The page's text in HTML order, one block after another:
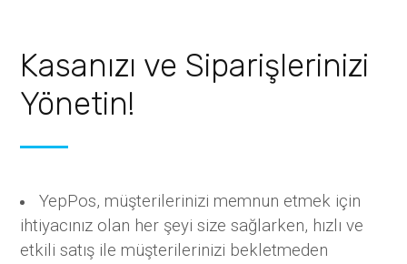
Kasanızı ve Siparişlerinizi
Yönetin!
YepPos, müşterilerinizi memnun etmek için
ihtiyacınız olan her şeyi size sağlarken, hızlı ve
etkili satış ile müşterilerinizi bekletmeden